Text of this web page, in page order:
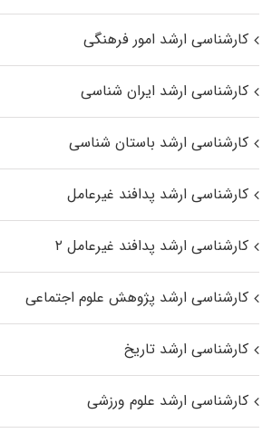
کارشناسی ارشد امور فرهنگی
کارشناسی ارشد ایران شناسی
کارشناسی ارشد باستان شناسی
کارشناسی ارشد پدافند غیرعامل
کارشناسی ارشد پدافند غیرعامل ۲
کارشناسی ارشد پژوهش علوم اجتماعی
کارشناسی ارشد تاریخ
کارشناسی ارشد علوم ورزشی